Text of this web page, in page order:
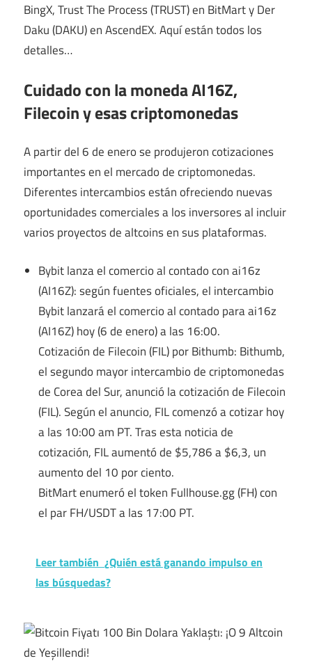
BingX, Trust The Process (TRUST) en BitMart y Der
Daku (DAKU) en AscendEX. Aquí están todos los
detalles…
Cuidado con la moneda AI16Z,
Filecoin y esas criptomonedas
A partir del 6 de enero se produjeron cotizaciones
importantes en el mercado de criptomonedas.
Diferentes intercambios están ofreciendo nuevas
oportunidades comerciales a los inversores al incluir
varios proyectos de altcoins en sus plataformas.
Bybit lanza el comercio al contado con ai16z
(AI16Z): según fuentes oficiales, el intercambio
Bybit lanzará el comercio al contado para ai16z
(AI16Z) hoy (6 de enero) a las 16:00.
Cotización de Filecoin (FIL) por Bithumb: Bithumb,
el segundo mayor intercambio de criptomonedas
de Corea del Sur, anunció la cotización de Filecoin
(FIL). Según el anuncio, FIL comenzó a cotizar hoy
a las 10:00 am PT. Tras esta noticia de
cotización, FIL aumentó de $5,786 a $6,3, un
aumento del 10 por ciento.
BitMart enumeró el token Fullhouse.gg (FH) con
el par FH/USDT a las 17:00 PT.
Leer también ¿Quién está ganando impulso en
las búsquedas?